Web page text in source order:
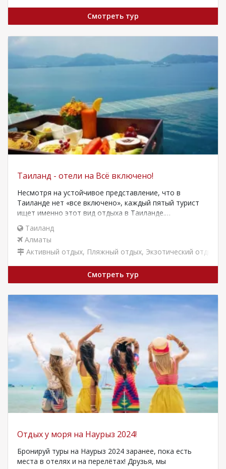
Смотреть тур
Таиланд - отели на Всё включено!
Несмотря на устойчивое представление, что в
Таиланде нет «все включено», каждый пятый турист
ищет именно этот вид отдыха в Таиланде.…
Таиланд
Алматы
Активный отдых, Пляжный отдых, Экзотический отдых
Смотреть тур
Отдых у моря на Наурыз 2024!
Бронируй туры на Наурыз 2024 заранее, пока есть
места в отелях и на перелётах! Друзья, мы